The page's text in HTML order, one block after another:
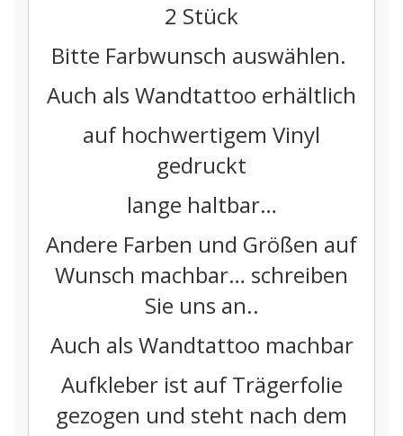
2 Stück
Bitte Farbwunsch auswählen.
Auch als Wandtattoo erhältlich
auf hochwertigem Vinyl
gedruckt
lange haltbar…
Andere Farben und Größen auf
Wunsch machbar… schreiben
Sie uns an..
Auch als Wandtattoo machbar
Aufkleber ist auf Trägerfolie
gezogen und steht nach dem